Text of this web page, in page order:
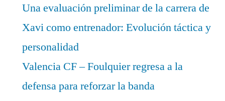
Una evaluación preliminar de la carrera de
Xavi como entrenador: Evolución táctica y
personalidad
Valencia CF – Foulquier regresa a la
defensa para reforzar la banda